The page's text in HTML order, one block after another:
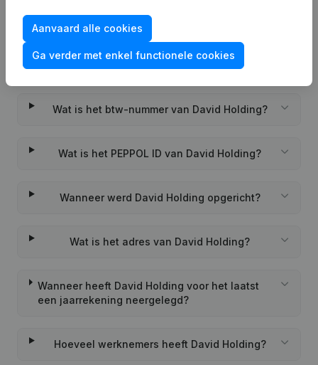
Veelgestelde vragen
Wat is het KVK-nummer van David Holding?
Wat is het btw-nummer van David Holding?
Wat is het PEPPOL ID van David Holding?
Wanneer werd David Holding opgericht?
Wat is het adres van David Holding?
Wanneer heeft David Holding voor het laatst
een jaarrekening neergelegd?
Hoeveel werknemers heeft David Holding?
Aanvaard alle cookies
Ga verder met enkel functionele cookies